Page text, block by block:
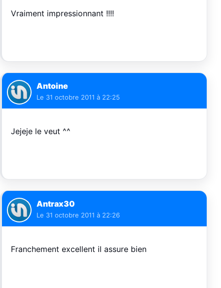
Vraiment impressionnant !!!!
Antoine
Le 31 octobre 2011 à 22:25
Jejeje le veut ^^
Antrax30
Le 31 octobre 2011 à 22:26
Franchement excellent il assure bien